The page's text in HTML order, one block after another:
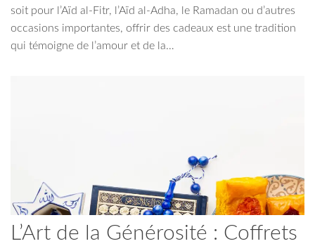
soit pour l’Aïd al-Fitr, l’Aïd al-Adha, le Ramadan ou d’autres
occasions importantes, offrir des cadeaux est une tradition
qui témoigne de l’amour et de la…
L’Art de la Générosité : Coffrets